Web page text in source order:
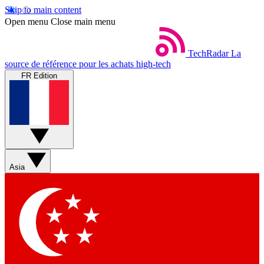
Skip to main content
Open menu Close main menu
TechRadar La
source de référence pour les achats high-tech
FR Edition
Asia